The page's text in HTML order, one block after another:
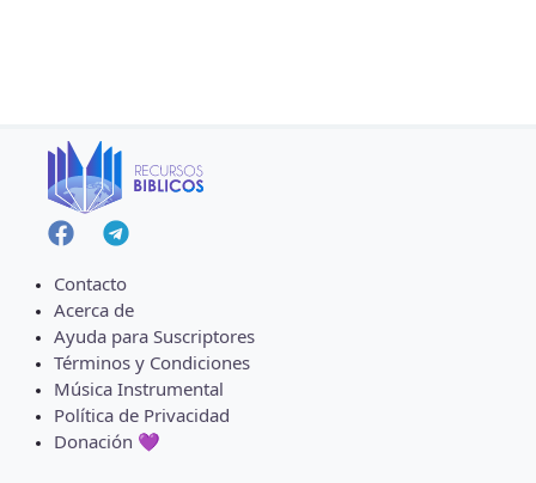
Contacto
Acerca de
Ayuda para Suscriptores
Términos y Condiciones
Música Instrumental
Política de Privacidad
Donación 💜